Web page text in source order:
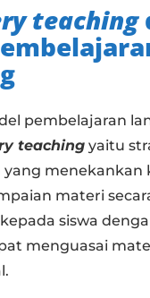
teaching
pembelajaran
teaching yaitu
menekankan
materi
siswa
menguasai